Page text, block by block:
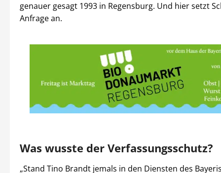
genauer gesagt 1993 in Regensburg. Und hier setzt
Anfrage an.
Was wusste der Verfassungsschutz?
„Stand Tino Brandt jemals in den Diensten des